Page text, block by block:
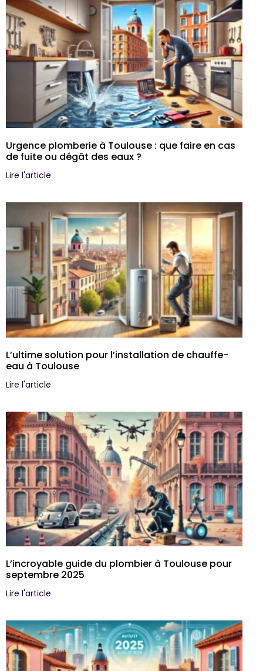
Urgence plomberie à Toulouse : que faire en cas
de fuite ou dégât des eaux ?
Lire l'article
L’ultime solution pour l’installation de chauffe-
eau à Toulouse
Lire l'article
L’incroyable guide du plombier à Toulouse pour
septembre 2025
Lire l'article